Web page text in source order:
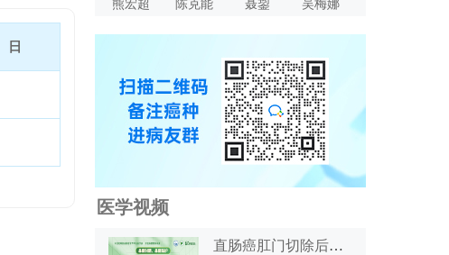
日
熊宏超 陈克能 聂鋆 吴梅娜
医学视频
直肠癌肛门切除后恢复要多久？